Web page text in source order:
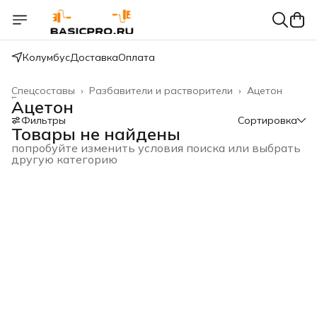
КолумбусДоставкаОплата
Ацетон
Разбавители и растворители ›
Спецсоставы ›
Главная
Ацетон
Фильтры Сортировка
Товары не найдены
попробуйте изменить условия поиска или выбрать
другую категорию